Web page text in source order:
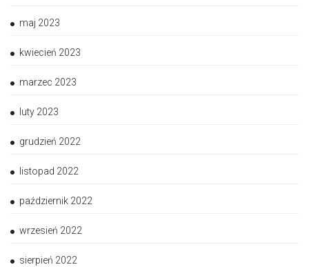
maj 2023
kwiecień 2023
marzec 2023
luty 2023
grudzień 2022
listopad 2022
październik 2022
wrzesień 2022
sierpień 2022